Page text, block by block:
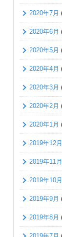
2020年7月
2020年6月
2020年5月
2020年4月
2020年3月
2020年2月
2020年1月
2019年12月
2019年11月
2019年10月
2019年9月
2019年8月